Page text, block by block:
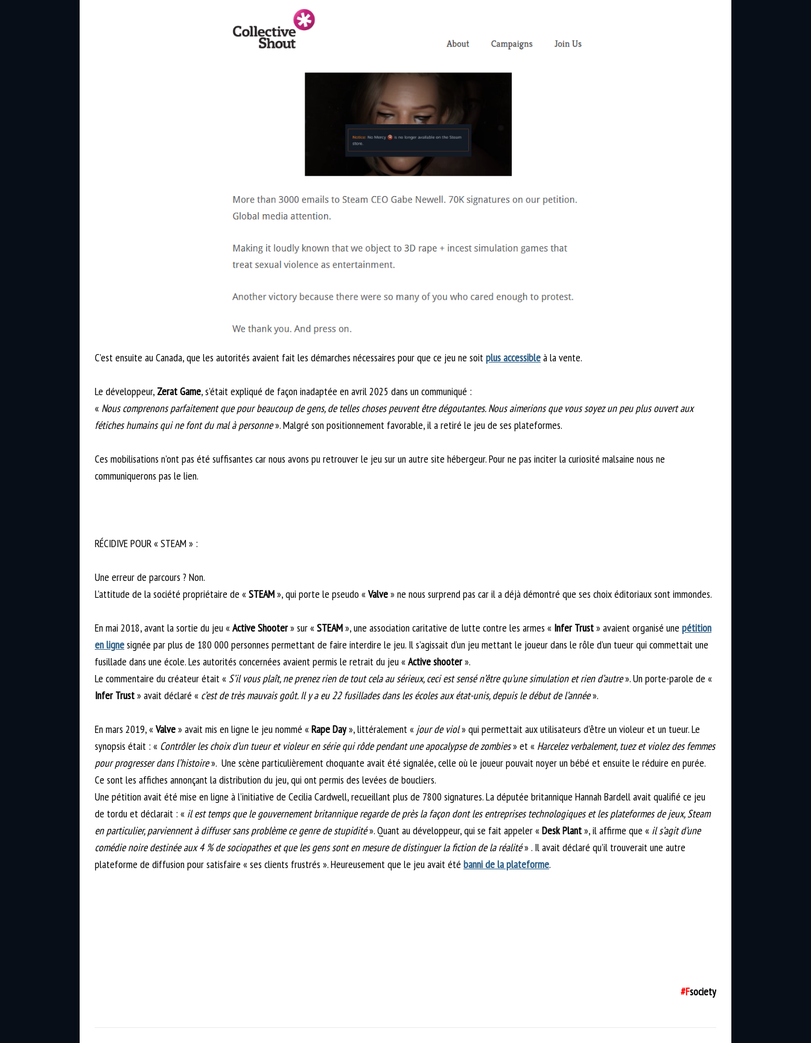
C’est ensuite au Canada, que les autorités avaient fait les démarches nécessaires pour que ce jeu ne soitplus accessibleà la vente.
Le développeur, Zerat Game, s’était expliqué de façon inadaptée en avril 2025 dans un communiqué :
« Nous comprenons parfaitement que pour beaucoup de gens, de telles choses peuvent être dégoutantes. Nous aimerions que vous soyez un peu plus ouvert aux
fétiches humains qui ne font du mal à personne». Malgré son positionnement favorable, il a retiré le jeu de ses plateformes.
Ces mobilisations n’ont pas été suffisantes car nous avons pu retrouver le jeu sur un autre site hébergeur. Pour ne pas inciter la curiosité malsaine nous ne
communiquerons pas le lien.
RÉCIDIVE POUR « STEAM » :
Une erreur de parcours ? Non.
L’attitude de la société propriétaire de «STEAM», qui porte le pseudo «Valve» ne nous surprend pas car il a déjà démontré que ses choix éditoriaux sont immondes.
En mai 2018, avant la sortie du jeu «Active Shooter» sur «STEAM», une association caritative de lutte contre les armes « Infer Trust» avaient organisé une pétition
en lignesignée par plus de 180 000 personnes permettant de faire interdire le jeu. Il s’agissait d’un jeu mettant le joueur dans le rôle d’un tueur qui commettait une
fusillade dans une école. Les autorités concernées avaient permis le retrait du jeu «Active shooter».
Le commentaire du créateur était «S’il vous plaît, ne prenez rien de tout cela au sérieux, ceci est sensé n’être qu’une simulation et rien d’autre». Un porte-parole de «
Infer Trust» avait déclaré « c’est de très mauvais goût. Il y a eu 22 fusillades dans les écoles aux état-unis, depuis le début de l’année».
En mars 2019, «Valve» avait mis en ligne le jeu nommé «Rape Day», littéralement « jour de viol» qui permettait aux utilisateurs d’être un violeur et un tueur. Le
synopsis était : « Contrôler les choix d’un tueur et violeur en série qui rôde pendant une apocalypse de zombies» et « Harcelez verbalement, tuez et violez des femmes
pour progresser dans l’histoire». Une scène particulièrement choquante avait été signalée, celle où le joueur pouvait noyer un bébé et ensuite le réduire en purée.
Ce sont les affiches annonçant la distribution du jeu, qui ont permis des levées de boucliers.
Une pétition avait été mise en ligne à l’initiative de Cecilia Cardwell, recueillant plus de 7800 signatures. La députée britannique Hannah Bardell avait qualifié ce jeu
de tordu et déclarait : « il est temps que le gouvernement britannique regarde de près la façon dont les entreprises technologiques et les plateformes de jeux, Steam
en particulier, parviennent à diffuser sans problème ce genre de stupidité». Quant au développeur, qui se fait appeler «Desk Plant», il affirme que « il s’agit d’une
comédie noire destinée aux 4 % de sociopathes et que les gens sont en mesure de distinguer la fiction de la réalité» . Il avait déclaré qu’il trouverait une autre
plateforme de diffusion pour satisfaire « ses clients frustrés ». Heureusement que le jeu avait été banni de la plateforme.
#Fsociety